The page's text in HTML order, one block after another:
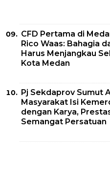
CFD Pertama di
Rico Waas: Bahagia
Harus Menjangkau
Kota Medan
Pj Sekdaprov Sumut
Masyarakat Isi
dengan Karya,
Semangat Persatuan